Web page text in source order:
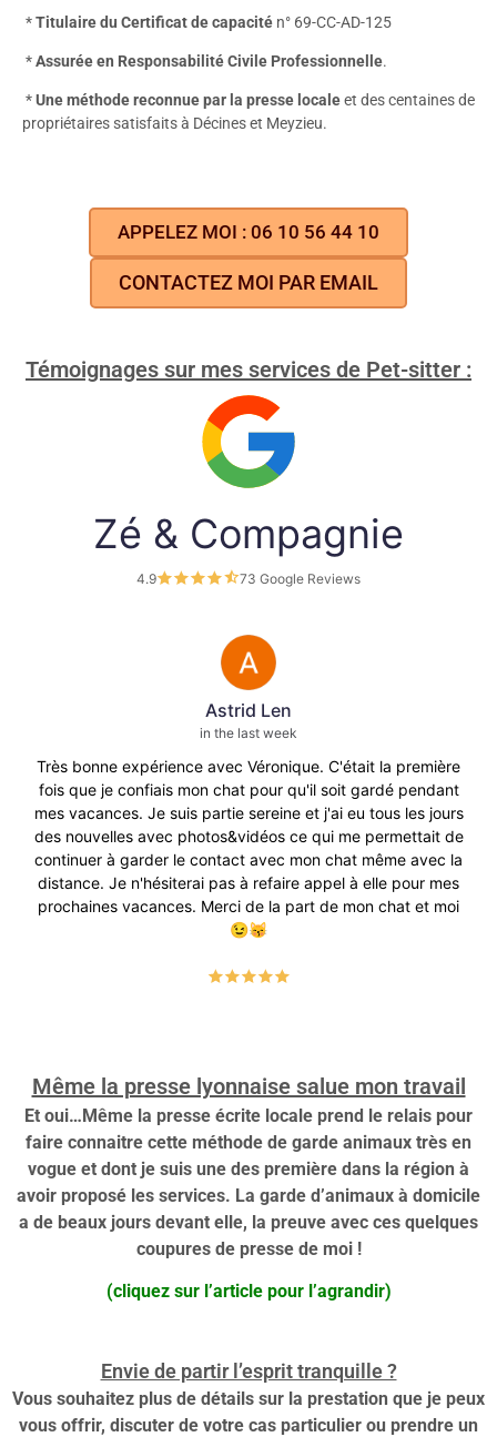
*Titulaire du Certificat de capacité n° 69-CC-AD-125
*Assurée en Responsabilité Civile Professionnelle.
*Une méthode reconnue par la presse localeet des centaines de
propriétaires satisfaits à Décines et Meyzieu.
APPELEZ MOI : 06 10 56 44 10
CONTACTEZ MOI PAR EMAIL
Témoignages sur mes services de Pet-sitter :
Zé & Compagnie
4.9 73 Google Reviews
Astrid Len
in the last week
Très bonne expérience avec Véronique. C'était la première
fois que je confiais mon chat pour qu'il soit gardé pendant
mes vacances. Je suis partie sereine et j'ai eu tous les jours
des nouvelles avec photos&vidéos ce qui me permettait de
continuer à garder le contact avec mon chat même avec la
distance. Je n'hésiterai pas à refaire appel à elle pour mes
prochaines vacances. Merci de la part de mon chat et moi
😉😽
Même la presse lyonnaise salue mon travail
Et oui…Même la presse écrite locale prend le relais pour
faire connaitre cette méthode de garde animaux très en
vogue et dont je suis une des première dans la région à
avoir proposé les services. La garde d’animaux à domicile
a de beaux jours devant elle, la preuve avec ces quelques
coupures de presse de moi !
(cliquez sur l’article pour l’agrandir)
Envie de partir l’esprit tranquille ?
Vous souhaitez plus de détails sur la prestation que je peux
vous offrir, discuter de votre cas particulier ou prendre un